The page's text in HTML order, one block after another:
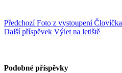
PředchozíFoto z vystoupení Človíčka
Další příspěvek Výlet na letiště
Podobné příspěvky